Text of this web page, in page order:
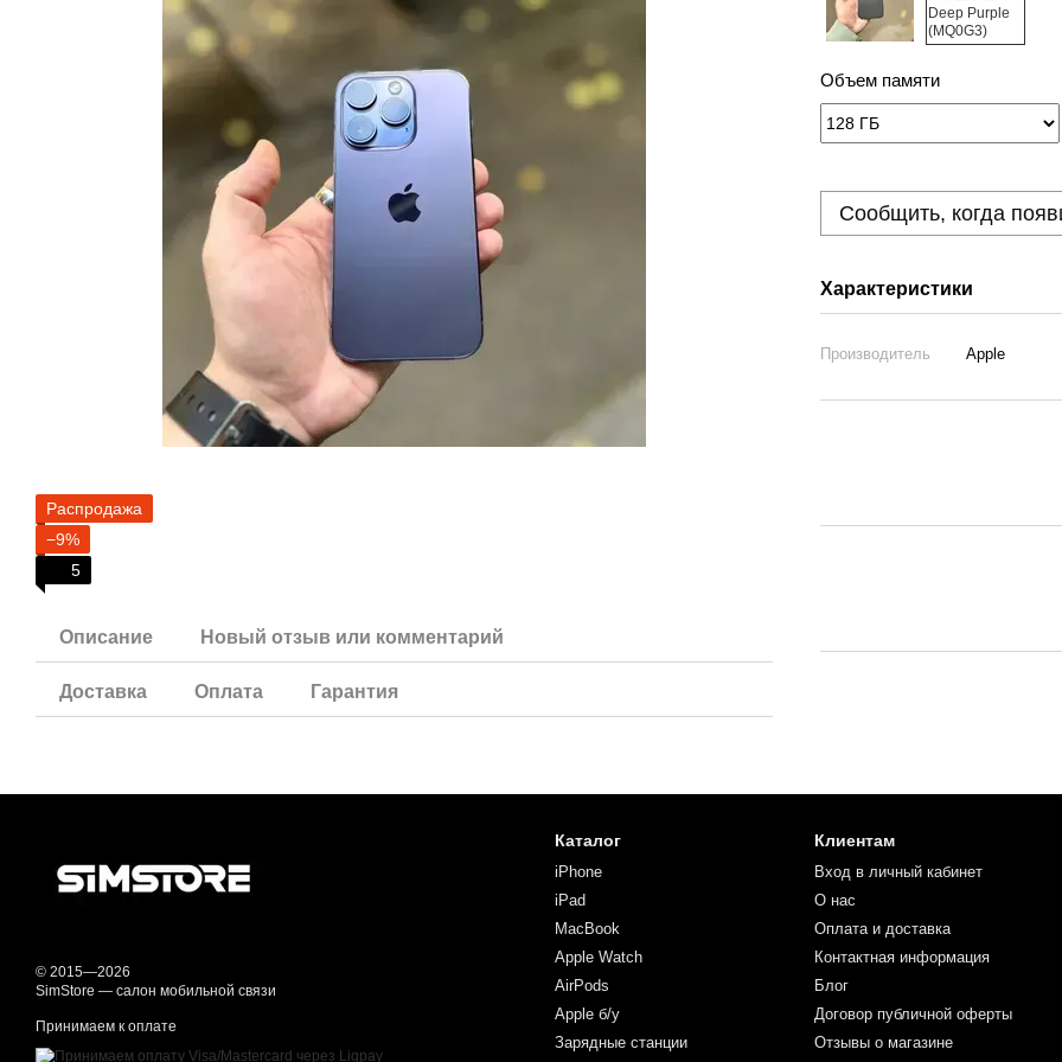
Распродажа
−9%
5
Описание Новый отзыв или комментарий
Доставка Оплата Гарантия
Объем памяти
Сообщить, когда
Характеристики
Производитель Apple
© 2015—2026
SimStore — салон мобильной связи
Принимаем к оплате
Каталог
iPhone
iPad
MacBook
Apple Watch
AirPods
Apple б/у
Зарядные станции
Клиентам
Вход в личный кабинет
О нас
Оплата и доставка
Контактная информация
Блог
Договор публичной оферты
Отзывы о магазине